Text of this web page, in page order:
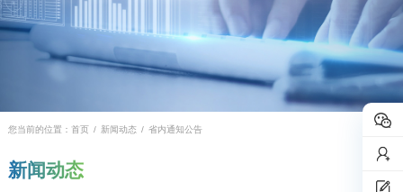
您当前的位置： 首页 / 新闻动态 / 省内通知公告
新闻动态